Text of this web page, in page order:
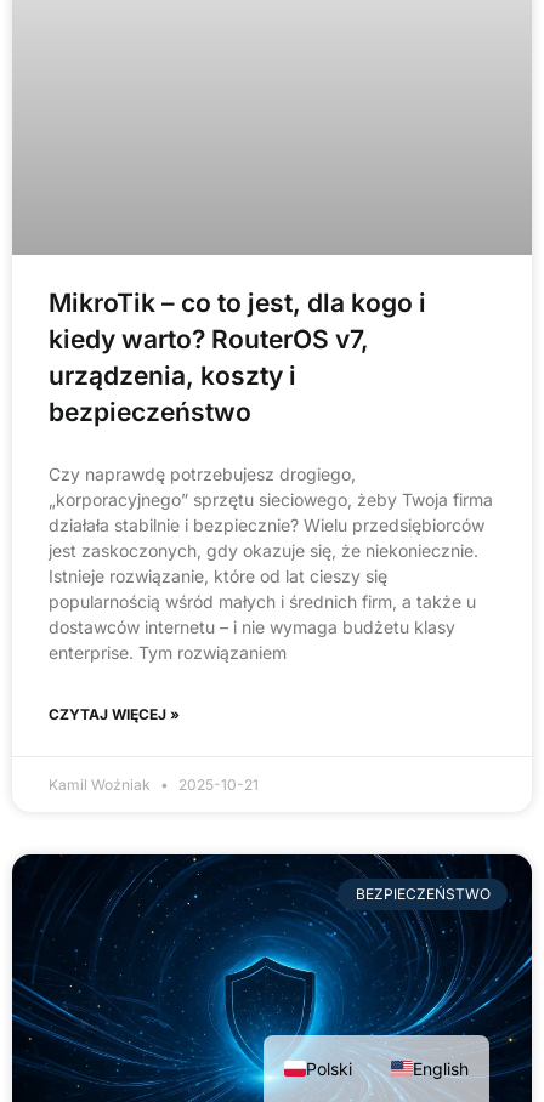
MikroTik – co to jest, dla kogo i
kiedy warto? RouterOS v7,
urządzenia, koszty i
bezpieczeństwo
Czy naprawdę potrzebujesz drogiego,
„korporacyjnego” sprzętu sieciowego, żeby Twoja firma
działała stabilnie i bezpiecznie? Wielu przedsiębiorców
jest zaskoczonych, gdy okazuje się, że niekoniecznie.
Istnieje rozwiązanie, które od lat cieszy się
popularnością wśród małych i średnich firm, a także u
dostawców internetu – i nie wymaga budżetu klasy
enterprise. Tym rozwiązaniem
CZYTAJ WIĘCEJ »
Kamil Woźniak 2025-10-21
BEZPIECZEŃSTWO
Polski English